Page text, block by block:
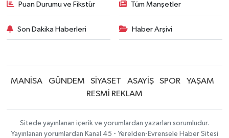
Puan Durumu ve Fikstür Tüm Manşetler
Son Dakika Haberleri Haber Arşivi
MANİSA GÜNDEM SİYASET ASAYİŞ SPOR
YAŞAM
RESMİ REKLAM
Sitede yayınlanan içerik ve yorumlardan yazarları sorumludur.
Yayınlanan yorumlardan Kanal 45 - Yerelden-Evrensele Haber Sitesi